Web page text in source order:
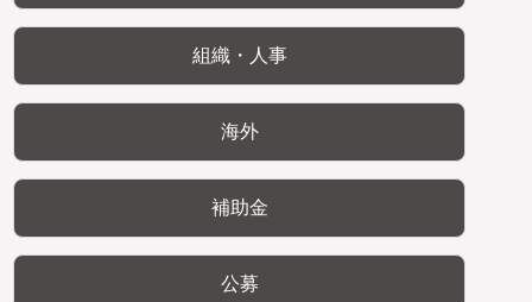
組織・人事
海外
補助金
公募